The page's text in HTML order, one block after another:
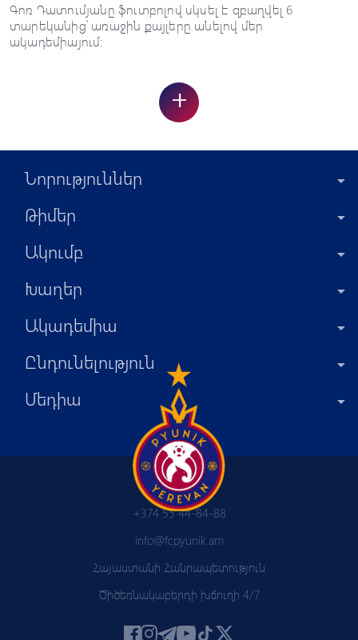
Գոռ Դատումյանը ֆուտբոլով սկսել է զբաղվել 6
տարեկանից՝ առաջին քայլերը անելով մեր
ակադեմիայում:
+
Նորություններ
Թիմեր
Ակումբ
Խաղեր
Ակադեմիա
Ընդունելություն
Մեդիա
+374 55 44-84-88
info@fcpyunik.am
Հայաստանի Հանրապետություն
Ծիծեռնակաբերդի խճուղի 4/7